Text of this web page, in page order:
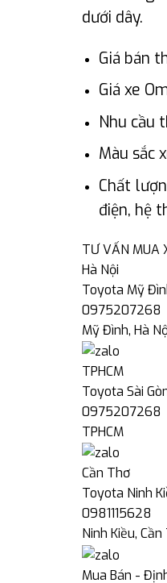
dưới dây.
Giá bán
Giá xe
Nhu cầu
Màu sắc
Chất
điện, hệ
TƯ VẤN MUA
Hà Nội
Toyota Mỹ
0975207268
Mỹ Đình, Hà
TPHCM
Toyota Sài
0975207268
TPHCM
Cần Thơ
Toyota Ninh
0981115628
Ninh Kiều,
Mua Bán -